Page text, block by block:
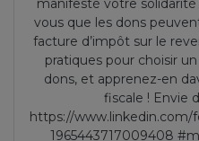
manifesté votre
vous que les dons
facture d’impôt sur le
pratiques pour choisir
dons, et apprenez-en
fiscale ! Envie
https://www.linkedin.com/
1965443717009408